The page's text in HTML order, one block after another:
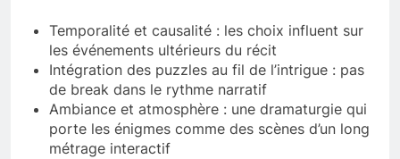
Temporalité et causalité : les choix influent sur
les événements ultérieurs du récit
Intégration des puzzles au fil de l’intrigue : pas
de break dans le rythme narratif
Ambiance et atmosphère : une dramaturgie qui
porte les énigmes comme des scènes d’un long
métrage interactif